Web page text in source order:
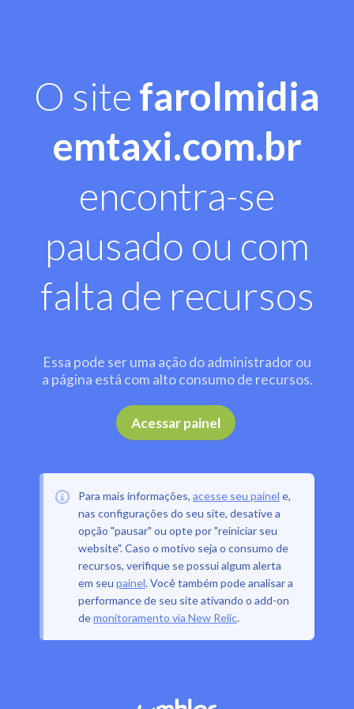
O site farolmidia
emtaxi.com.br
encontra-se
pausado ou com
falta de recursos
Essa pode ser uma ação do administrador ou
a página está com alto consumo de recursos.
Acessar painel .
Para mais informações, acesse seu painel e,
nas configurações do seu site, desative a
opção "pausar" ou opte por "reiniciar seu
website". Caso o motivo seja o consumo de
recursos, verifique se possui algum alerta
em seu painel. Você também pode analisar a
performance de seu site ativando o add-on
demonitoramento via New Relic.